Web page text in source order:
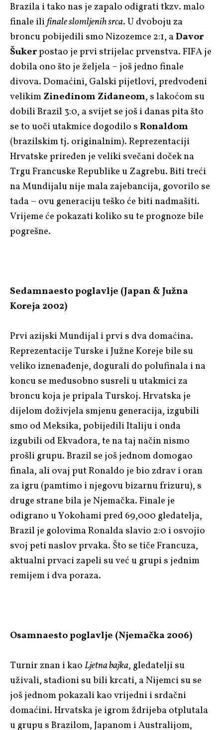
Brazila i tako nas je zapalo odigrati tkzv. malo
finale ilifinale slomljenih srca. U dvoboju za
broncu pobijedili smo Nizozemce 2:1, aDavor
Šukerpostao je prvi strijelac prvenstva. FIFA je
dobila ono što je željela – još jedno finale
divova. Domaćini, Galski pijetlovi, predvođeni
velikimZinedinom Zidaneom, s lakoćom su
dobili Brazil 3:0, a svijet se još i danas pita što
se to uoči utakmice dogodilo sRonaldom
(brazilskim tj. originalnim). Reprezentaciji
Hrvatske priređen je veliki svečani doček na
Trgu Francuske Republike u Zagrebu. Biti treći
na Mundijalu nije mala zajebancija, govorilo se
tada – ovu generaciju teško će biti nadmašiti.
Vrijeme će pokazati koliko su te prognoze bile
pogrešne.
Sedamnaesto poglavlje (Japan & Južna
Koreja 2002)
Prvi azijski Mundijal i prvi s dva domaćina.
Reprezentacije Turske i Južne Koreje bile su
veliko iznenađenje, dogurali do polufinala i na
koncu se međusobno susreli u utakmici za
broncu koja je pripala Turskoj. Hrvatska je
dijelom doživjela smjenu generacija, izgubili
smo od Meksika, pobijedili Italiju i onda
izgubili od Ekvadora, te na taj način nismo
prošli grupu. Brazil se još jednom domogao
finala, ali ovaj put Ronaldo je bio zdrav i oran
za igru (pamtimo i njegovu bizarnu frizuru), s
druge strane bila je Njemačka. Finale je
odigrano u Yokohami pred 69,000 gledatelja,
Brazil je golovima Ronalda slavio 2:0 i osvojio
svoj peti naslov prvaka. Što se tiče Francuza,
aktualni prvaci zapeli su već u grupi s jednim
remijem i dva poraza.
Osamnaesto poglavlje (Njemačka 2006)
Turnir znan i kaoLjetna bajka, gledatelji su
uživali, stadioni su bili krcati, a Nijemci su se
još jednom pokazali kao vrijedni i srdačni
domaćini. Hrvatska je igrom ždrijeba otplutala
u grupu s Brazilom, Japanom i Australijom,